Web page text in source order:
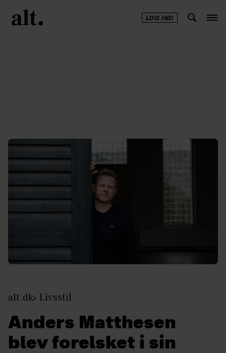
LOG IND
alt.dk Livsstil
Anders Matthesen
blev forelsket i sin